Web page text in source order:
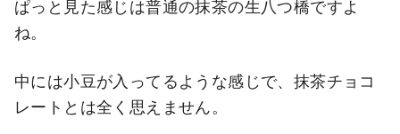
ぱっと見た感じは普通の抹茶の生八つ橋ですよ
ね。
中には小豆が入ってるような感じで、抹茶チョコ
レートとは全く思えません。